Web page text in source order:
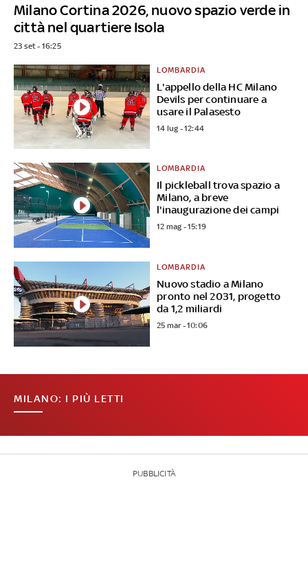
Milano Cortina 2026, nuovo spazio verde in
città nel quartiere Isola
23 set - 16:25
L'appello della HC Milano
Devils per continuare a
usare il Palasesto
LOMBARDIA
14 lug - 12:44
Il pickleball trova spazio a
Milano, a breve
l'inaugurazione dei campi
LOMBARDIA
12 mag - 15:19
Nuovo stadio a Milano
pronto nel 2031, progetto
da 1,2 miliardi
LOMBARDIA
25 mar - 10:06
MILANO: I PIÙ LETTI
PUBBLICITÀ